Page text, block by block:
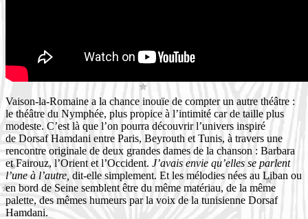
Vaison-la-Romaine a la chance inouïe de compter un autre théâtre :
le théâtre du Nymphée, plus propice à l’intimité car de taille plus
modeste. C’est là que l’on pourra découvrir l’univers inspiré
de Dorsaf Hamdani entre Paris, Beyrouth et Tunis, à travers une
rencontre originale de deux grandes dames de la chanson : Barbara
et Fairouz, l’Orient et l’Occident. J’avais envie qu’elles se parlent
l’une à l’autre, dit-elle simplement. Et les mélodies nées au Liban ou
en bord de Seine semblent être du même matériau, de la même
palette, des mêmes humeurs par la voix de la tunisienne Dorsaf
Hamdani.